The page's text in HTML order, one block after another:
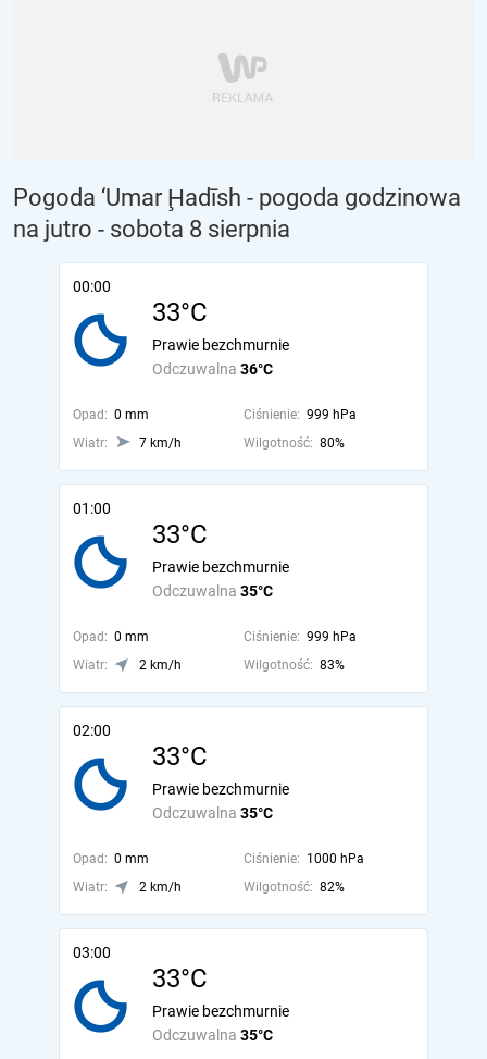
Pogoda ‘Umar Ḩadīsh - pogoda godzinowa
na jutro - sobota 8 sierpnia
00:00
33°C
Odczuwalna 36°C
Prawie bezchmurnie
Opad: 0 mm Ciśnienie: 999 hPa
Wiatr:
7 km/h Wilgotność: 80%
01:00
33°C
Odczuwalna 35°C
Prawie bezchmurnie
Opad: 0 mm Ciśnienie: 999 hPa
Wiatr:
2 km/h Wilgotność: 83%
02:00
33°C
Odczuwalna 35°C
Prawie bezchmurnie
Opad: 0 mm Ciśnienie: 1000 hPa
Wiatr:
2 km/h Wilgotność: 82%
03:00
33°C
Odczuwalna 35°C
Prawie bezchmurnie